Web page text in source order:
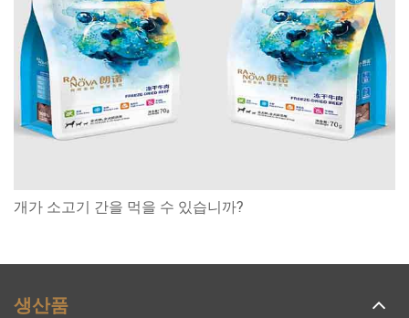
개가 소고기 간을 먹을 수 있습니까?
생산품